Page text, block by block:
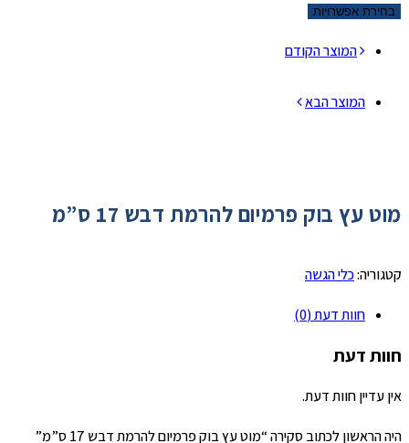
בחירת אפשרויות
המוצר הקודם
המוצר הבא
מוט עץ בוק פרמיום להרמת דבש 17 ס”מ
קטגוריה:כלי הגשה
חוות דעת (0)
חוות דעת
אין עדיין חוות דעת.
היה הראשון לכתוב סקירה “מוט עץ בוק פרמיום להרמת דבש 17 ס”מ”